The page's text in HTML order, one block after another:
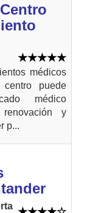
Centro
médicos
puede
médico
y
p...